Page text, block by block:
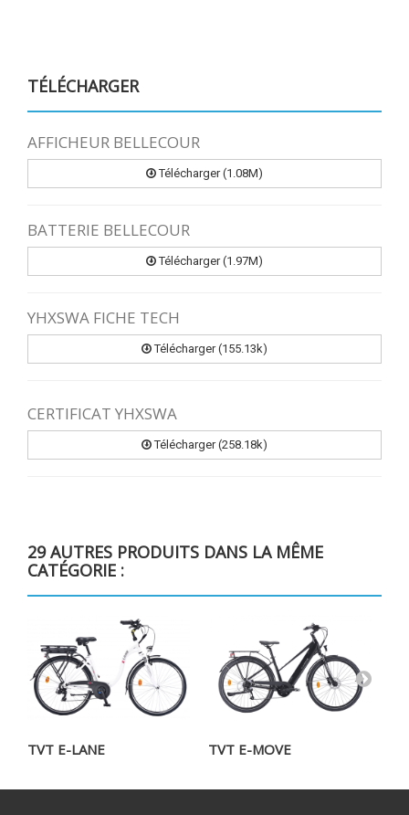
TÉLÉCHARGER
AFFICHEUR BELLECOUR
Télécharger (1.08M)
BATTERIE BELLECOUR
Télécharger (1.97M)
YHXSWA FICHE TECH
Télécharger (155.13k)
CERTIFICAT YHXSWA
Télécharger (258.18k)
29 AUTRES PRODUITS DANS LA MÊME
CATÉGORIE :
TVT E-LANE TVT E-MOVE